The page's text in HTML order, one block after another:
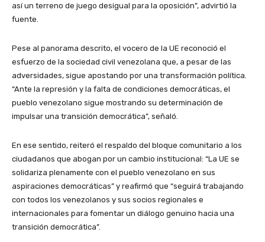
así un terreno de juego desigual para la oposición”, advirtió la
fuente.
Pese al panorama descrito, el vocero de la UE reconoció el
esfuerzo de la sociedad civil venezolana que, a pesar de las
adversidades, sigue apostando por una transformación política.
“Ante la represión y la falta de condiciones democráticas, el
pueblo venezolano sigue mostrando su determinación de
impulsar una transición democrática”, señaló.
En ese sentido, reiteró el respaldo del bloque comunitario a los
ciudadanos que abogan por un cambio institucional: “La UE se
solidariza plenamente con el pueblo venezolano en sus
aspiraciones democráticas” y reafirmó que “seguirá trabajando
con todos los venezolanos y sus socios regionales e
internacionales para fomentar un diálogo genuino hacia una
transición democrática”.